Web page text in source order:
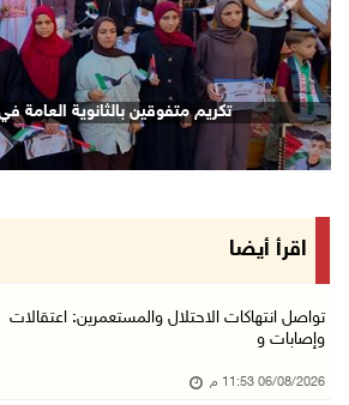
06/آب/2026 09:17 م
إصابة مسن بجروح ورضوض إثر اعتداء جيش
06/آب/2026 09:13 م
ورشة توصي بخطة عاجلة لاستعادة التعليم
الرئيس يستقبل مجلس بلدية رام الله ويشدد
جماهير شعبنا تشيع جثمان الشهيد علاء
الاحتلال يوسع حملات الدهم والاعتقال في
تكريم متفوقين بالثانوية العامة
Next
اقرأ أيضا
تواصل انتهاكات الاحتلال والمستعمرين: اعتقالات
وإصابات و
06/08/2026 11:53 م